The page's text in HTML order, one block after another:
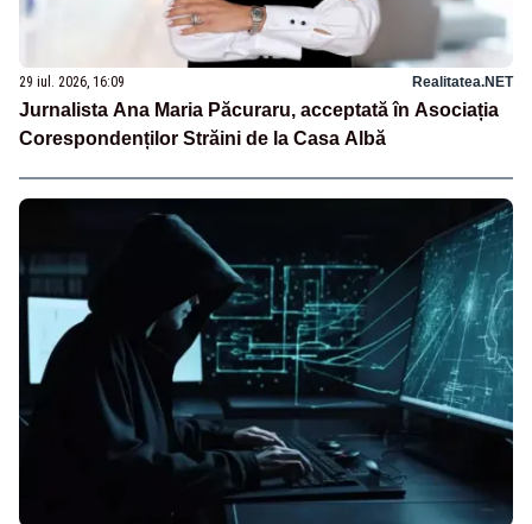
29 iul. 2026, 16:09 Realitatea.NET
Jurnalista Ana Maria Păcuraru, acceptată în Asociația
Corespondenților Străini de la Casa Albă